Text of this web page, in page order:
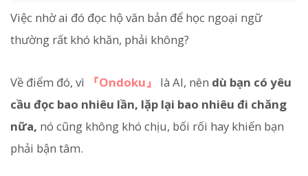
Việc nhờ ai đó đọc hộ văn bản để học ngoại ngữ
thường rất khó khăn, phải không?
Về điểm đó, vì 『Ondoku』 là AI, nên dù bạn có yêu
cầu đọc bao nhiêu lần, lặp lại bao nhiêu đi chăng
nữa, nó cũng không khó chịu, bối rối hay khiến bạn
phải bận tâm.